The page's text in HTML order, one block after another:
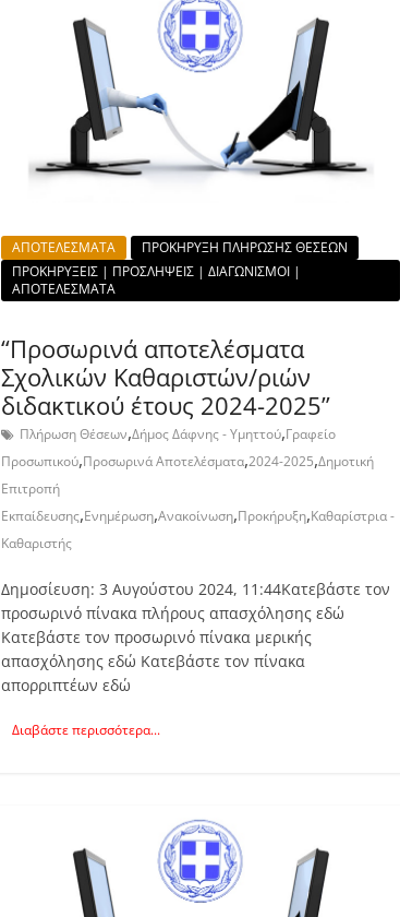
ΑΠΟΤΕΛΕΣΜΑΤΑ
ΠΡΟΚΗΡΥΞΗ ΠΛΗΡΩΣΗΣ ΘΕΣΕΩΝ
ΠΡΟΚΗΡΥΞΕΙΣ | ΠΡΟΣΛΗΨΕΙΣ | ΔΙΑΓΩΝΙΣΜΟΙ |
ΑΠΟΤΕΛΕΣΜΑΤΑ
“Προσωρινά αποτελέσματα
Σχολικών Καθαριστών/ριών
διδακτικού έτους 2024-2025”
Πλήρωση Θέσεων,Δήμος Δάφνης - Υμηττού,Γραφείο
Προσωπικού,Προσωρινά Αποτελέσματα,2024-2025,Δημοτική
Επιτροπή
Εκπαίδευσης,Ενημέρωση,Ανακοίνωση,Προκήρυξη,Καθαρίστρια -
Καθαριστής
Δημοσίευση: 3 Αυγούστου 2024, 11:44Κατεβάστε τον
προσωρινό πίνακα πλήρους απασχόλησης εδώ
Κατεβάστε τον προσωρινό πίνακα μερικής
απασχόλησης εδώ Κατεβάστε τον πίνακα
απορριπτέων εδώ
Διαβάστε περισσότερα...